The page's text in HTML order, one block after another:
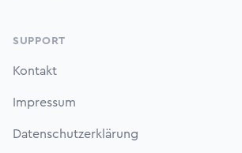
SUPPORT
Kontakt
Impressum
Datenschutzerklärung